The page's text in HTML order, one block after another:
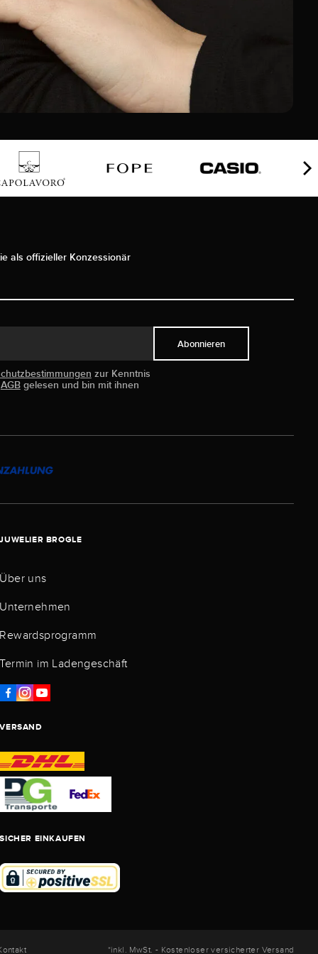
als offizieller Konzessionär
zur Kenntnis
AGBgelesen und bin mit ihnen
Abonnieren
JUWELIER BROGLE
Über uns
Unternehmen
Rewardsprogramm
Termin im Ladengeschäft
VERSAND
SICHER EINKAUFEN
*inkl. MwSt. - Kostenloser versicherter Versand